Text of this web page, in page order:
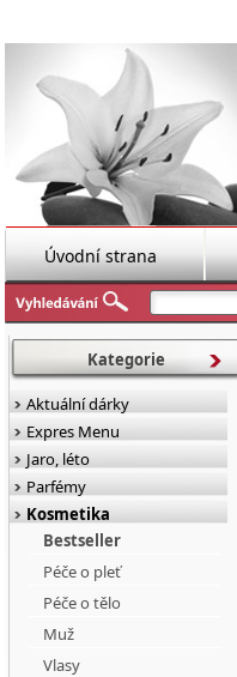
Úvodní strana
Kategorie
Aktuální dárky
Expres Menu
Jaro, léto
Parfémy
Kosmetika
Bestseller
Péče o pleť
Péče o tělo
Muž
Vlasy